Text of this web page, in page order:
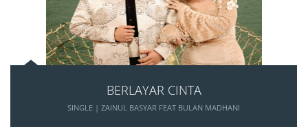
BERLAYAR CINTA
SINGLE | ZAINUL BASYAR FEAT BULAN MADHANI